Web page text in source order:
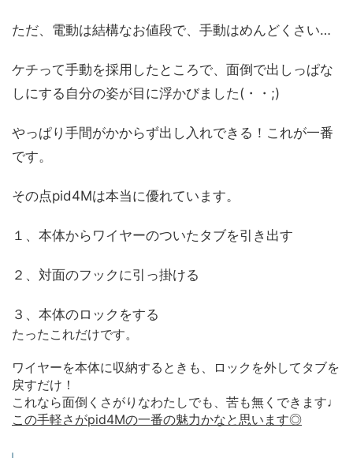
ただ、電動は結構なお値段で、手動はめんどくさい…
ケチって手動を採用したところで、面倒で出しっぱな
しにする自分の姿が目に浮かびました(・・;)
やっぱり手間がかからず出し入れできる！これが一番
です。
その点pid4Mは本当に優れています。
１、本体からワイヤーのついたタブを引き出す
２、対面のフックに引っ掛ける
３、本体のロックをする
たったこれだけです。
ワイヤーを本体に収納するときも、ロックを外してタブを
戻すだけ！
これなら面倒くさがりなわたしでも、苦も無くできます♩
この手軽さがpid4Mの一番の魅力かなと思います◎